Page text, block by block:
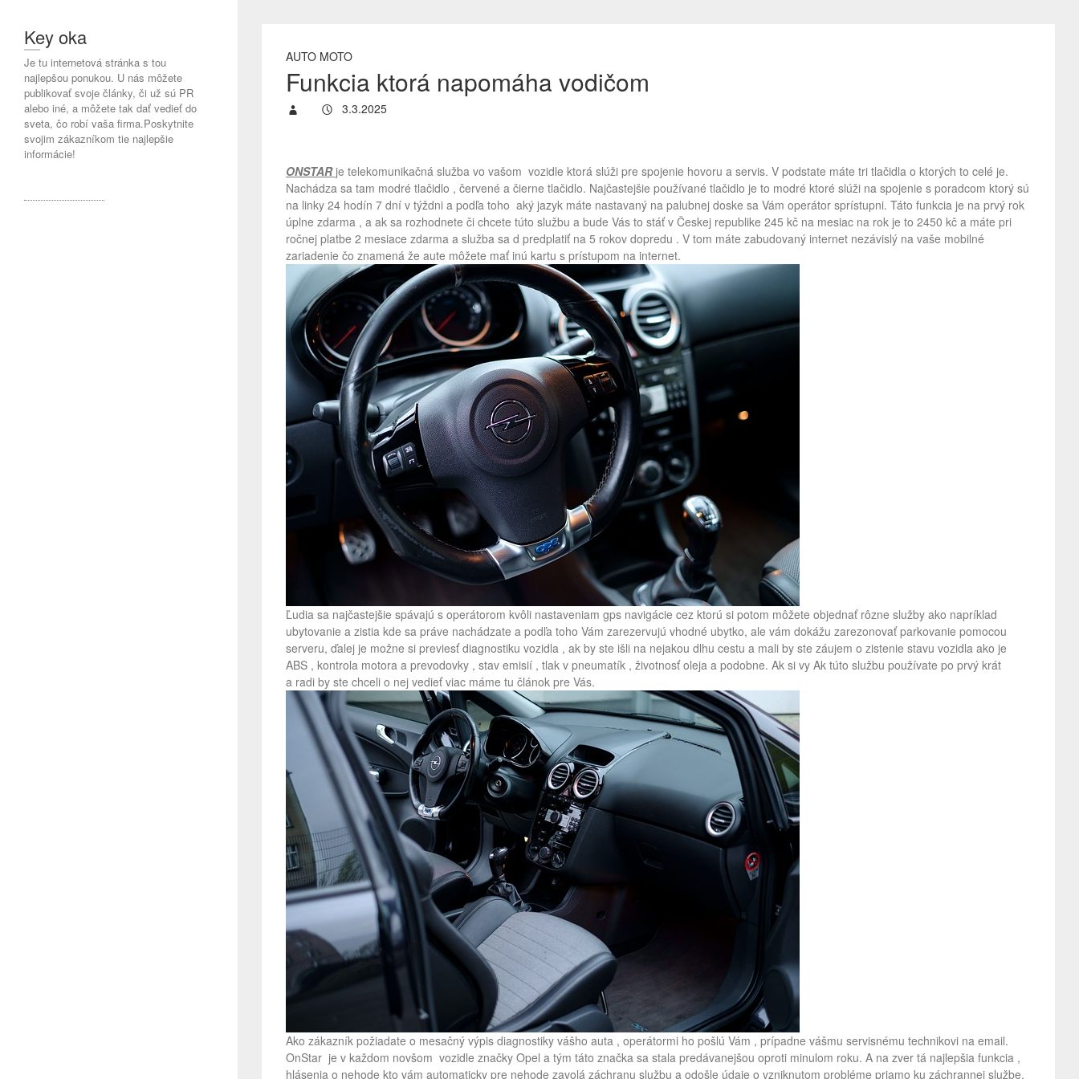
Key oka
Je tu internetová stránka s tou
najlepšou ponukou. U nás môžete
publikovať svoje články, či už sú PR
alebo iné, a môžete tak dať vedieť do
sveta, čo robí vaša firma.Poskytnite
svojim zákazníkom tie najlepšie
informácie!
AUTO MOTO
Funkcia ktorá napomáha vodičom
3.3.2025
ONSTAR je telekomunikačná služba vo vašom vozidle ktorá slúži pre spojenie hovoru a servis. V podstate máte tri tlačidla o ktorých to celé je.
Nachádza sa tam modré tlačidlo , červené a čierne tlačidlo. Najčastejšie používané tlačidlo je to modré ktoré slúži na spojenie s poradcom ktorý sú
na linky 24 hodín 7 dní v týždni a podľa toho aký jazyk máte nastavaný na palubnej doske sa Vám operátor sprístupni. Táto funkcia je na prvý rok
úplne zdarma , a ak sa rozhodnete či chcete túto službu a bude Vás to stáť v Českej republike 245 kč na mesiac na rok je to 2450 kč a máte pri
ročnej platbe 2 mesiace zdarma a služba sa d predplatiť na 5 rokov dopredu . V tom máte zabudovaný internet nezávislý na vaše mobilné
zariadenie čo znamená že aute môžete mať inú kartu s prístupom na internet.
Ľudia sa najčastejšie spávajú s operátorom kvôli nastaveniam gps navigácie cez ktorú si potom môžete objednať rôzne služby ako napríklad
ubytovanie a zistia kde sa práve nachádzate a podľa toho Vám zarezervujú vhodné ubytko, ale vám dokážu zarezonovať parkovanie pomocou
serveru, ďalej je možne si previesť diagnostiku vozidla , ak by ste išli na nejakou dlhu cestu a mali by ste záujem o zistenie stavu vozidla ako je
ABS , kontrola motora a prevodovky , stav emisií , tlak v pneumatík , životnosť oleja a podobne. Ak si vy Ak túto službu používate po prvý krát
a radi by ste chceli o nej vedieť viac máme tu článok pre Vás.
Ako zákazník požiadate o mesačný výpis diagnostiky vášho auta , operátormi ho pošlú Vám , prípadne vášmu servisnému technikovi na email.
OnStar je v každom novšom vozidle značky Opel a tým táto značka sa stala predávanejšou oproti minulom roku. A na zver tá najlepšia funkcia ,
hlásenia o nehode kto vám automaticky pre nehode zavolá záchranu službu a odošle údaje o vzniknutom probléme priamo ku záchrannej službe.